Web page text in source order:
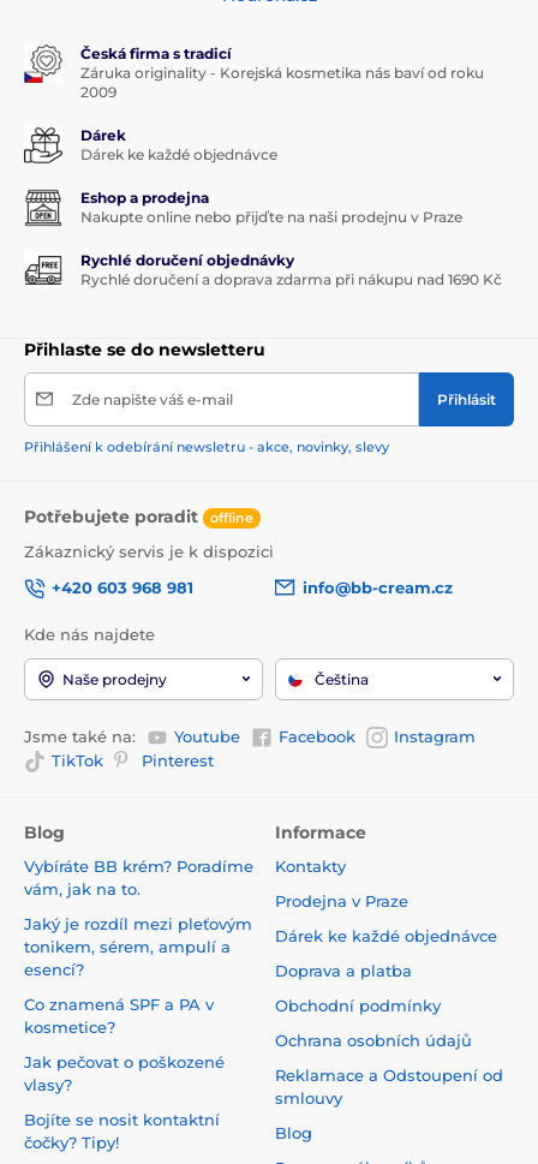
Česká firma s tradicí
Záruka originality - Korejská kosmetika nás baví od roku
2009
Dárek
Dárek ke každé objednávce
Eshop a prodejna
Nakupte online nebo přijďte na naši prodejnu v Praze
Rychlé doručení objednávky
Rychlé doručení a doprava zdarma při nákupu nad 1690 Kč
Přihlaste se do newsletteru
Zde napište váš e-mail Přihlásit
Přihlášení k odebírání newsletru - akce, novinky, slevy
Potřebujete poradit offline
Zákaznický servis je k dispozici
+420 603 968 981
info@bb-cream.cz
Kde nás najdete
Naše prodejny Čeština
Jsme také na: Youtube Facebook
Instagram
TikTok
Pinterest
Blog
Vybíráte BB krém? Poradíme
vám, jak na to.
Jaký je rozdíl mezi pleťovým
tonikem, sérem, ampulí a
esencí?
Co znamená SPF a PA v
kosmetice?
Jak pečovat o poškozené
vlasy?
Bojíte se nosit kontaktní
čočky? Tipy!
Informace
Kontakty
Prodejna v Praze
Dárek ke každé objednávce
Doprava a platba
Obchodní podmínky
Ochrana osobních údajů
Reklamace a Odstoupení od
smlouvy
Blog